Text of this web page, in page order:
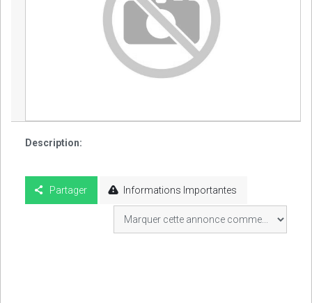
Description:
Partager Informations Importantes